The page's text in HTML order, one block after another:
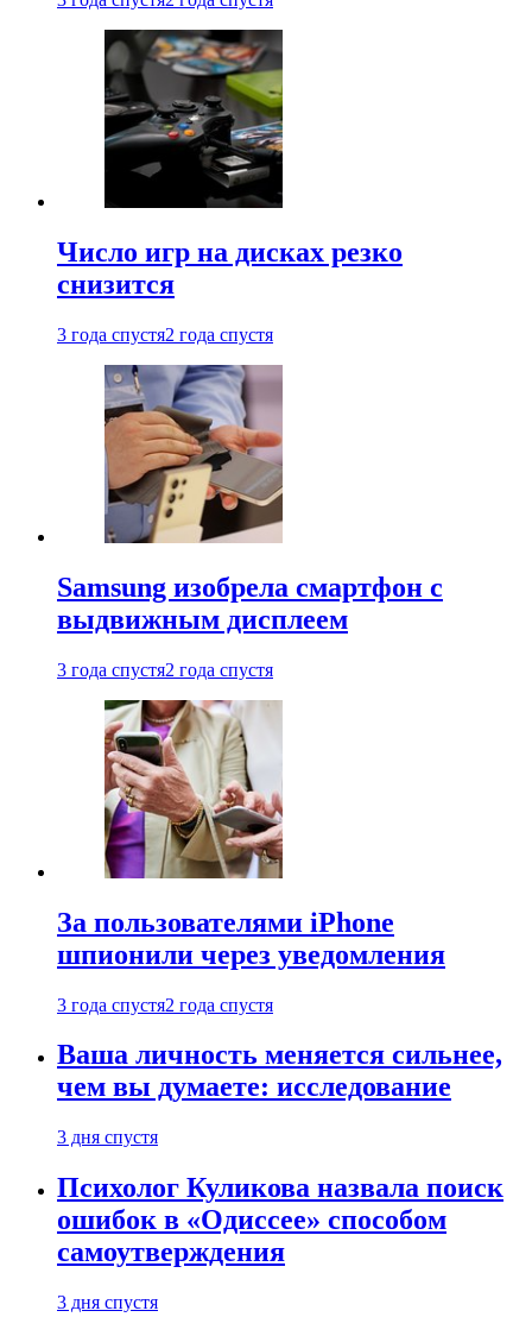
Число игр на дисках резко
снизится
3 года спустя2 года спустя
Samsung изобрела смартфон с
выдвижным дисплеем
3 года спустя2 года спустя
За пользователями iPhone
шпионили через уведомления
3 года спустя2 года спустя
Ваша личность меняется сильнее,
чем вы думаете: исследование
3 дня спустя
Психолог Куликова назвала поиск
ошибок в «Одиссее» способом
самоутверждения
3 дня спустя